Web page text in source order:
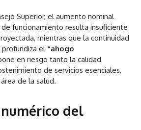
Superior, el aumento nominal
funcionamiento resulta insuficiente
mientras que la continuidad
el “ahogo
en riesgo tanto la calidad
de servicios esenciales,
de la salud.
del